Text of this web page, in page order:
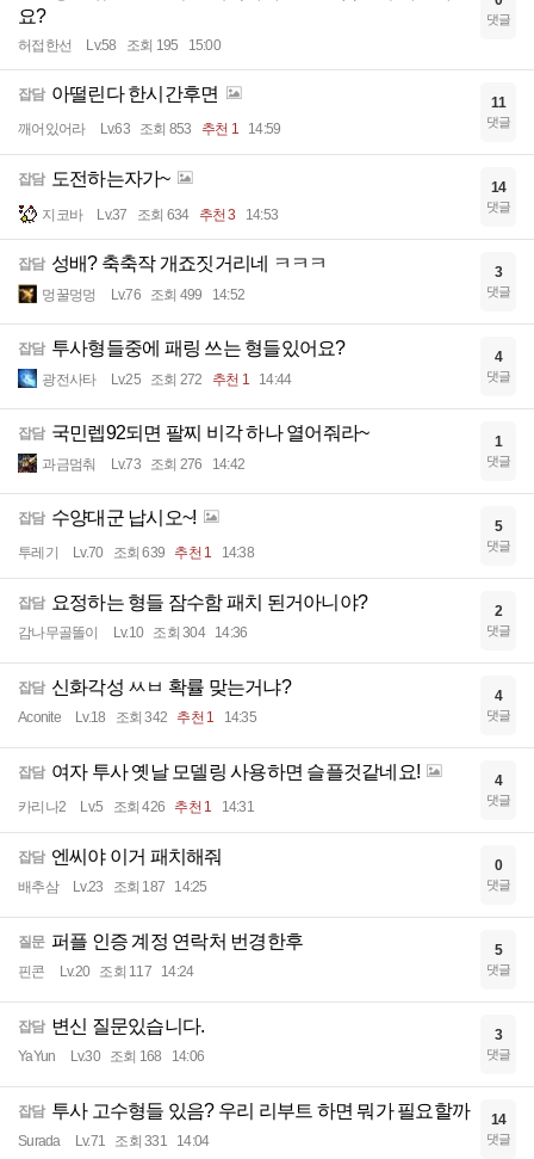
요?
허접한선 Lv.58 조회 195 15:00
댓글
잡담 아떨린다 한시간후면
깨어있어라 Lv.63 조회 853 추천 1 14:59
11
댓글
잡담 도전하는자가~
지코바 Lv.37 조회 634 추천 3 14:53
14
댓글
잡담 성배? 축축작 개죠짓거리네 ㅋㅋㅋ
멍꿀멍멍 Lv.76 조회 499 14:52
3
댓글
잡담 투사형들중에 패링 쓰는 형들있어요?
광전사타 Lv.25 조회 272 추천 1 14:44
4
댓글
잡담 국민렙92되면 팔찌 비각 하나 열어줘라~
과금멈춰 Lv.73 조회 276 14:42
1
댓글
잡담 수양대군 납시오~!
투레기 Lv.70 조회 639 추천 1 14:38
5
댓글
잡담 요정하는 형들 잠수함 패치 된거아니야?
감나무골똘이 Lv.10 조회 304 14:36
2
댓글
잡담 신화각성 ㅆㅂ 확률 맞는거냐?
Aconite Lv.18 조회 342 추천 1 14:35
4
댓글
잡담 여자 투사 옛날 모델링 사용하면 슬플것같네요!
카리나2 Lv.5 조회 426 추천 1 14:31
4
댓글
잡담 엔씨야 이거 패치해줘
배추삼 Lv.23 조회 187 14:25
0
댓글
질문 퍼플 인증 계정 연락처 번경한후
핀콘 Lv.20 조회 117 14:24
5
댓글
잡담 변신 질문있습니다.
YaYun Lv.30 조회 168 14:06
3
댓글
잡담 투사 고수형들 있음? 우리 리부트 하면 뭐가 필요할까
Surada Lv.71 조회 331 14:04
14
댓글